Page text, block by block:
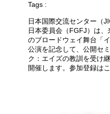
Tags :
日本国際交流センター（
日本委員会（FGFJ）は
のブロードウェイ舞台「
公演を記念して、公開セ
ク：エイズの教訓を受け
開催します。参加登録はこ